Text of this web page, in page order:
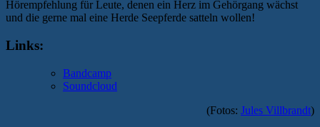
Hörempfehlung für Leute, denen ein Herz im Gehörgang wächst
und die gerne mal eine Herde Seepferde satteln wollen!
Links:
Bandcamp
Soundcloud
(Fotos: Jules Villbrandt)